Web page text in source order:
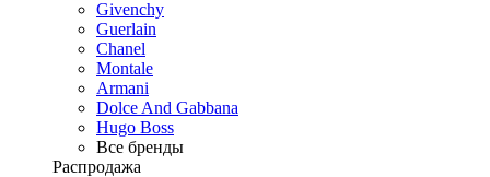
Givenchy
Guerlain
Chanel
Montale
Armani
Dolce And Gabbana
Hugo Boss
Все бренды
Распродажа